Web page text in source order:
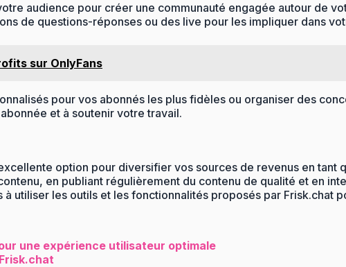
audience pour créer une communauté engagée autour de
de questions-réponses ou des live pour les impliquer dans
sur OnlyFans
pour vos abonnés les plus fidèles ou organiser des
et à soutenir votre travail.
option pour diversifier vos sources de revenus en tant
en publiant régulièrement du contenu de qualité et en
utiliser les outils et les fonctionnalités proposés par Frisk.chat
une expérience utilisateur optimale